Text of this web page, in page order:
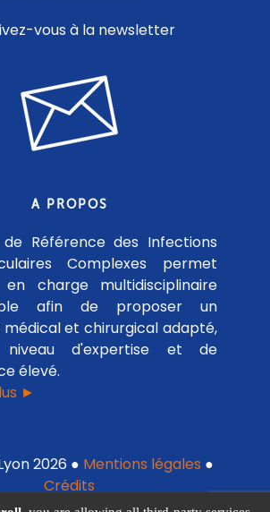
vous à la newsletter
A PROPOS
Référence des Infections
Complexes permet
charge multidisciplinaire
afin de proposer un
et chirurgical adapté,
d'expertise et de
élevé.
►
2026 ● Mentions légales ●
Crédits